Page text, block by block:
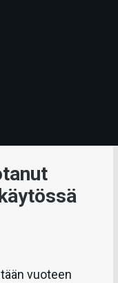
vuoteen